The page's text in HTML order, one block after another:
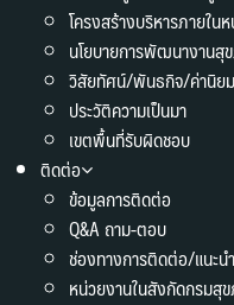
โครงสร้างบริหารภายใน
นโยบายการพัฒนางานสุ
วิสัยทัศน์/พันธกิจ/ค่านิย
ประวัติความเป็นมา
เขตพื้นที่รับผิดชอบ
ติดต่อ
ข้อมูลการติดต่อ
Q&A ถาม-ตอบ
ช่องทางการติดต่อ/แนะน
หน่วยงานในสังกัดกรมสุ